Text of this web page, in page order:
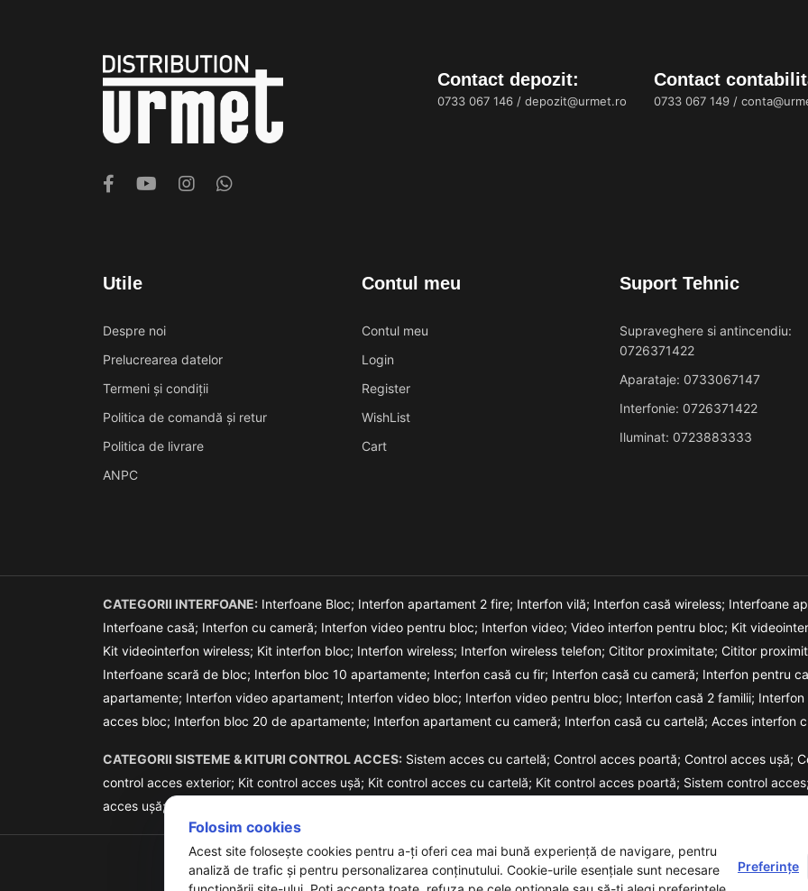
Contact depozit:
0733 067 146 / depozit@urmet.ro
Contact
0733 067 149 /
Utile
Despre noi
Prelucrearea datelor
Termeni și condiții
Politica de comandă și retur
Politica de livrare
ANPC
Contul meu
Contul meu
Login
Register
WishList
Cart
Suport Tehnic
Supraveghere si antincendiu:
0726371422
Aparataje: 0733067147
Interfonie: 0726371422
Iluminat: 0723883333
CATEGORII INTERFOANE: Interfoane Bloc; Interfon apartament 2 fire; Interfon vilă; Interfon casă wireless; Interfoane
Interfoane casă; Interfon cu cameră; Interfon video pentru bloc; Interfon video; Video interfon pentru bloc; Kit
Kit videointerfon wireless; Kit interfon bloc; Interfon wireless; Interfon wireless telefon; Cititor proximitate; Cititor
Interfoane scară de bloc; Interfon bloc 10 apartamente; Interfon casă cu fir; Interfon casă cu cameră; Interfon pentru
apartamente; Interfon video apartament; Interfon video bloc; Interfon video pentru bloc; Interfon casă 2 familii;
acces bloc; Interfon bloc 20 de apartamente; Interfon apartament cu cameră; Interfon casă cu cartelă; Acces interfon
CATEGORII SISTEME & KITURI CONTROL ACCES: Sistem acces cu cartelă; Control acces poartă; Control acces ușă;
control acces exterior; Kit control acces ușă; Kit control acces cu cartelă; Kit control acces poartă; Sistem control
acces ușă;
Folosim cookies
Acest site folosește cookies pentru a-ți oferi cea mai bună experiență de navigare, pentru
analiză de trafic și pentru personalizarea conținutului. Cookie-urile esențiale sunt necesare
Preferințe